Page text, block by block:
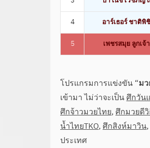
4
อาร์เธอร์ ชาติ
5
เพชรสมุย ลูกเจ้
โปรแกรมการแข่งขัน “ม
เข้ามา ไม่ว่าจะเป็นศึกวัน
ศึกจ้าวมวยไทย,ศึกมวยดี
น้ำไทยTKO,ศึกสิงห์มาวิน,
ประเทศ